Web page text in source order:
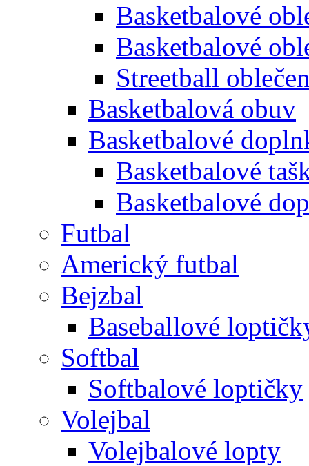
Basketbalové
Basketbalové
Streetball
Basketbalová obuv
Basketbalové
Basketbalové
Basketbalové
Futbal
Americký futbal
Bejzbal
Baseballové
Softbal
Softbalové loptičky
Volejbal
Volejbalové lopty